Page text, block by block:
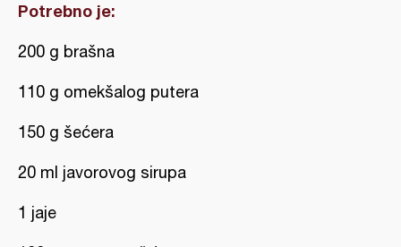
Potrebno je:
200 g brašna
110 g omekšalog putera
150 g šećera
20 ml javorovog sirupa
1 jaje